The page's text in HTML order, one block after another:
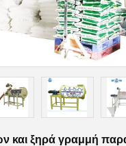
και ξηρά γραμμή